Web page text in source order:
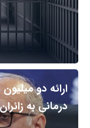
درمانی به زائران